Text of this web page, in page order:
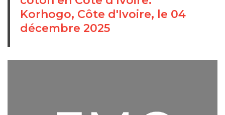
Korhogo, Côte d'Ivoire, le 04
décembre 2025